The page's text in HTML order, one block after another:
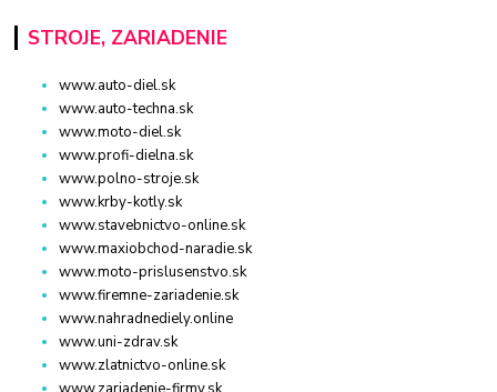
STROJE, ZARIADENIE
www.auto-diel.sk
www.auto-techna.sk
www.moto-diel.sk
www.profi-dielna.sk
www.polno-stroje.sk
www.krby-kotly.sk
www.stavebnictvo-online.sk
www.maxiobchod-naradie.sk
www.moto-prislusenstvo.sk
www.firemne-zariadenie.sk
www.nahradnediely.online
www.uni-zdrav.sk
www.zlatnictvo-online.sk